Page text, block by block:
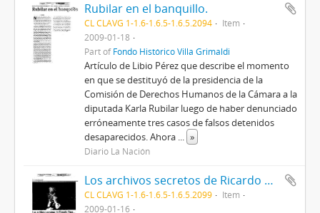
Rubilar en el banquillo.
CL CLAVG 1-1.6-1.6.5-1.6.5.2094
Item
2009-01-18
Part ofFondo Histórico Villa Grimaldi
Artículo de Libio Pérez que describe el momento
en que se destituyó de la presidencia de la
Comisión de Derechos Humanos de la Cámara a la
diputada Karla Rubilar luego de haber denunciado
erróneamente tres casos de falsos detenidos
desaparecidos. Ahora ... »
Diario La Nación
Los archivos secretos de Ricardo Claro... y sus actuaciones en las sombras...
CL CLAVG 1-1.6-1.6.5-1.6.5.2099
Item
2009-01-16